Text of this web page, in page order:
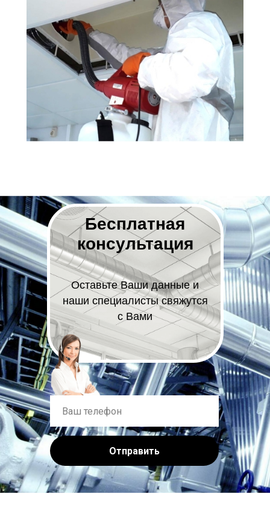
Бесплатная
консультация
Оставьте Ваши данные и
наши специалисты свяжутся
с Вами
Отправить